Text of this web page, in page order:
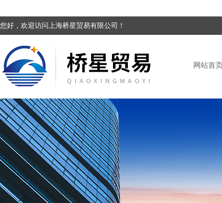
您好，欢迎访问上海桥星贸易有限公司！
网站首